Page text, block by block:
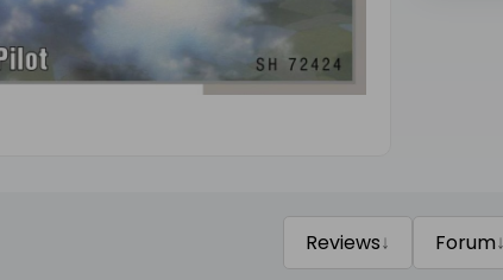
Reviews↓ Forum↓